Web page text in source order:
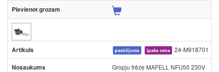
pasūtījums īpaša cena 24-M918701
Gropju frēze MAFELL NFU50 230V